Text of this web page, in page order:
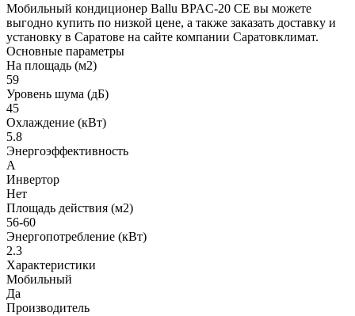
Мобильный кондиционер Ballu BPAC-20 CE вы можете
выгодно купить по низкой цене, а также заказать доставку и
установку в Саратове на сайте компании Саратовклимат.
Основные параметры
На площадь (м2)
59
Уровень шума (дБ)
45
Охлаждение (кВт)
5.8
Энергоэффективность
A
Инвертор
Нет
Площадь действия (м2)
56-60
Энергопотребление (кВт)
2.3
Характеристики
Мобильный
Да
Производитель